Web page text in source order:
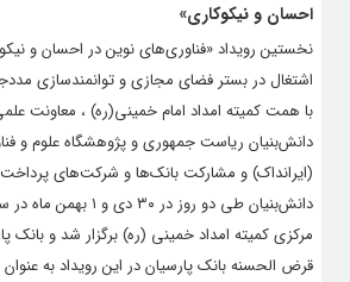
احسان و نیکوکاری»
نخستین رویداد «فناوری‌های نوین در احسان و
اشتغال در بستر فضای مجازی و توانمندسازی
با همت کمیته امداد امام خمینی(ره) ، معاونت
دانش‌بنیان ریاست جمهوری و پژوهشگاه علوم و
(ایرانداک) و مشارکت بانک‌ها و شرکت‌های
دانش‌بنیان طی دو روز در
مرکزی کمیته امداد خمینی (ره) برگزار شد و بانک
قرض الحسنه بانک پارسیان در این رویداد به